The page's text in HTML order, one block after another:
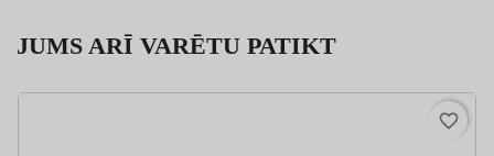
JUMS ARĪ VARĒTU PATIKT
favorite_border